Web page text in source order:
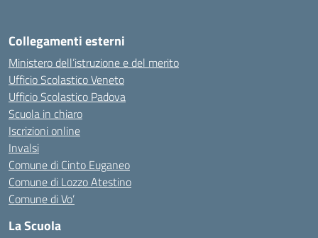
Collegamenti esterni
Ministero dell’istruzione e del merito
Ufficio Scolastico Veneto
Ufficio Scolastico Padova
Scuola in chiaro
Iscrizioni online
Invalsi
Comune di Cinto Euganeo
Comune di Lozzo Atestino
Comune di Vo’
La Scuola